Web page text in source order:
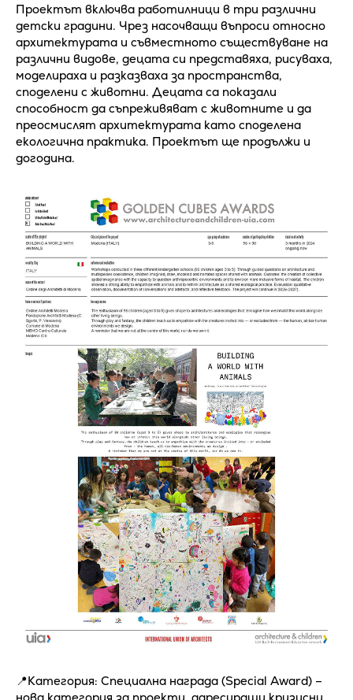
Проектът включва работилници в три различни
детски градини. Чрез насочващи въпроси относно
архитектурата и съвместното съществуване на
различни видове, децата си представяха, рисуваха,
моделираха и разказваха за пространства,
споделени с животни. Децата са показали
способност да съпреживяват с животните и да
преосмислят архитектурата като споделена
екологична практика. Проектът ще продължи и
догодина.
📍Категория: Специална награда (Special Award) –
нова категория за проекти, адресиращи кризисни